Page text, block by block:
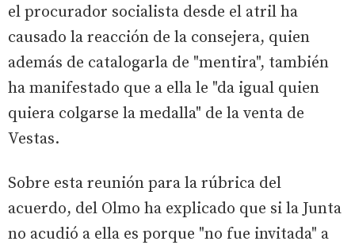
el procurador socialista desde el atril ha
causado la reacción de la consejera, quien
además de catalogarla de "mentira", también
ha manifestado que a ella le "da igual quien
quiera colgarse la medalla" de la venta de
Vestas.
Sobre esta reunión para la rúbrica del
acuerdo, del Olmo ha explicado que si la Junta
no acudió a ella es porque "no fue invitada" a